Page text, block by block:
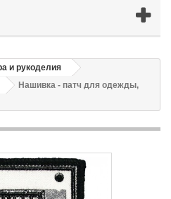
и рукоделия
Нашивка - патч для одежды,